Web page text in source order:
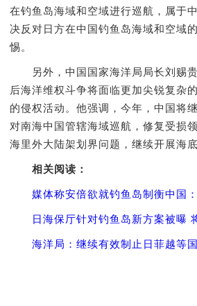
在钓鱼岛海域和空域进行巡航，属于
决反对日方在中国钓鱼岛海域和空域
惕。
另外，中国国家海洋局局长刘赐贵
后海洋维权斗争将面临更加尖锐复杂
的侵权活动。他强调，今年，中国将
对南海中国管辖海域巡航，修复受损
海里外大陆架划界问题，继续开展海
相关阅读：
媒体称安倍欲就钓鱼岛制衡中国
日海保厅针对钓鱼岛新方案被曝
海洋局：继续有效制止日菲越等